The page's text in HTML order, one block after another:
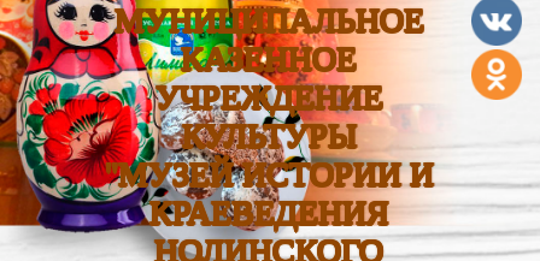
МУНИЦИПАЛЬНОЕ
КАЗЕННОЕ
УЧРЕЖДЕНИЕ
КУЛЬТУРЫ
"МУЗЕЙ ИСТОРИИ И
КРАЕВЕДЕНИЯ
НОЛИНСКОГО